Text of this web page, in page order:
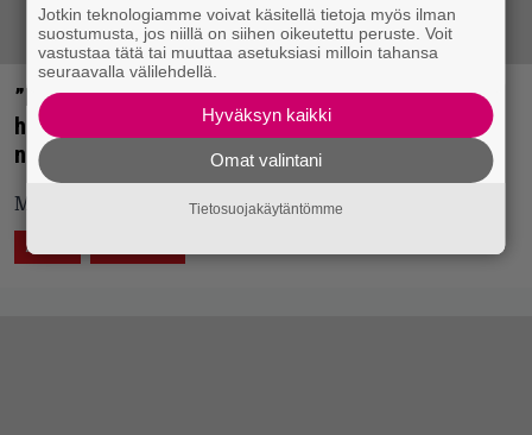
”Enemmän työväenluokan mod kuin keskiluokan
hip” – Jani Matti Juhanin Sunnuntaisoittarilla
nautiskellaan melankoliasta ja iltapäiväteestä
Mistä on taivaankanteen jäätyneet linnut tehty?
ÄÄNTÄ
Jotkin teknologiamme voivat käsitellä tietoja myös ilman
suostumusta, jos niillä on siihen oikeutettu peruste. Voit
vastustaa tätä tai muuttaa asetuksiasi milloin tahansa
seuraavalla välilehdellä.
Hyväksyn kaikki
Omat valintani
Tietosuojakäytäntömme